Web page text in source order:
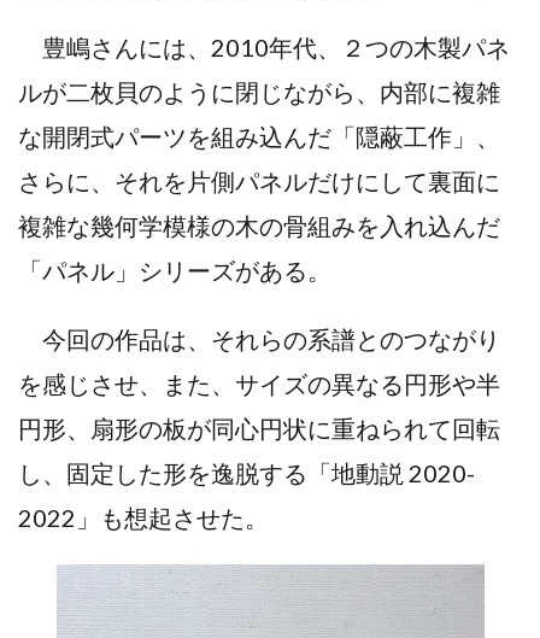
豊嶋さんには、2010年代、２つの木製パネ
ルが二枚貝のように閉じながら、内部に複雑
な開閉式パーツを組み込んだ「隠蔽工作」、
さらに、それを片側パネルだけにして裏面に
複雑な幾何学模様の木の骨組みを入れ込んだ
「パネル」シリーズがある。
今回の作品は、それらの系譜とのつながり
を感じさせ、また、サイズの異なる円形や半
円形、扇形の板が同心円状に重ねられて回転
し、固定した形を逸脱する「地動説 2020-
2022」も想起させた。